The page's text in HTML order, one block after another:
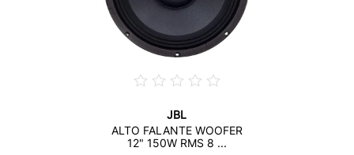
JBL
ALTO FALANTE WOOFER
12" 150W RMS 8 ...